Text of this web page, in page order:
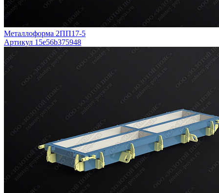
Металлоформа 2ПП17-5
Артикул 15e56b375948